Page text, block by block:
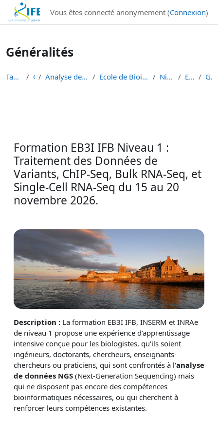
Institut Français de Bioinformatique - Les formations
Passer au contenu principalVous êtes connecté anonymement (Connexion)
Généralités
Tableau de bord Cours Analyse de données de séquençage haut débit Ecole de Bioinformatique - IFB - Inserm - INRAe EB... Niveau 1 débutant EB3I N1 2026 Généralités
Formation EB3I IFB Niveau 1 :
Traitement des Données de
Variants, ChIP-Seq, Bulk RNA-Seq, et
Single-Cell RNA-Seq du 15 au 20
novembre 2026.
Description : La formation EB3I IFB, INSERM et INRAe
de niveau 1 propose une expérience d'apprentissage
intensive conçue pour les biologistes, qu'ils soient
ingénieurs, doctorants, chercheurs, enseignants-
chercheurs ou praticiens, qui sont confrontés à l'analyse
de données NGS (Next-Generation Sequencing) mais
qui ne disposent pas encore des compétences
bioinformatiques nécessaires, ou qui cherchent à
renforcer leurs compétences existantes.